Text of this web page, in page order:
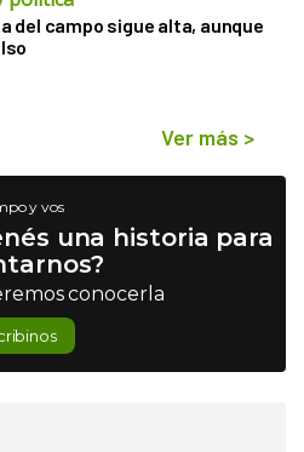
del campo sigue alta, aunque
Ver más >
y vos
una historia para
conocerla